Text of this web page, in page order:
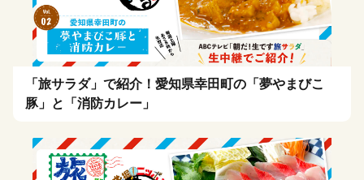
「旅サラダ」で紹介！愛知県幸田町の「夢やまびこ
豚」と「消防カレー」